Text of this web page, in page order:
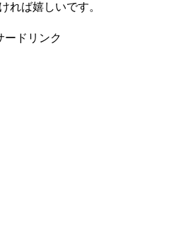
れば嬉しいです。
ードリンク